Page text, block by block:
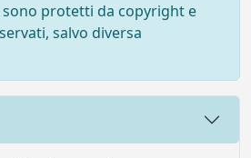
sono protetti da copyright e
salvo diversa